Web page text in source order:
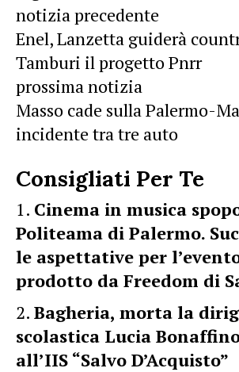
notizia precedente
Enel, Lanzetta guiderà
Tamburi il progetto Pnrr
prossima notizia
Masso cade sulla Palermo-
incidente tra tre auto
Consigliati Per Te
Cinema in musica
Politeama di Palermo.
le aspettative per
prodotto da Freedom di
Bagheria, morta la
scolastica Lucia
all’IIS “Salvo D’Acquisto”